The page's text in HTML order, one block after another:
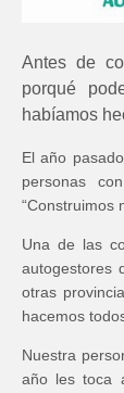
Antes de
porqué
habíamos
El año
personas
“Construimos
Una de las
autogestores
otras
hacemos
Nuestra
año les toca